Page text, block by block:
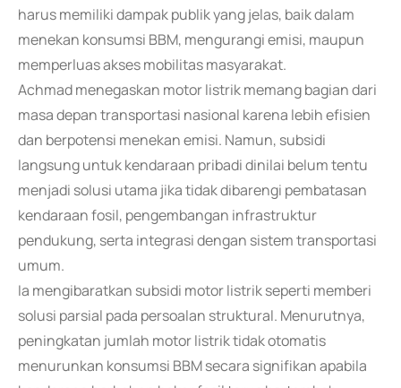
harus memiliki dampak publik yang jelas, baik dalam
menekan konsumsi BBM, mengurangi emisi, maupun
memperluas akses mobilitas masyarakat.
Achmad menegaskan motor listrik memang bagian dari
masa depan transportasi nasional karena lebih efisien
dan berpotensi menekan emisi. Namun, subsidi
langsung untuk kendaraan pribadi dinilai belum tentu
menjadi solusi utama jika tidak dibarengi pembatasan
kendaraan fosil, pengembangan infrastruktur
pendukung, serta integrasi dengan sistem transportasi
umum.
Ia mengibaratkan subsidi motor listrik seperti memberi
solusi parsial pada persoalan struktural. Menurutnya,
peningkatan jumlah motor listrik tidak otomatis
menurunkan konsumsi BBM secara signifikan apabila